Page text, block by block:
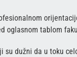
oglasnom tablom
dužni da u toku